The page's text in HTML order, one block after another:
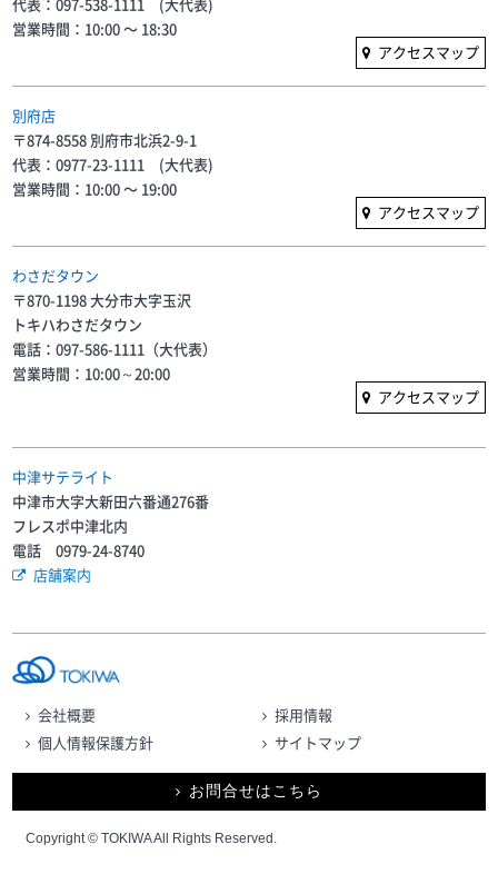
営業時間：10:00 〜 18:30
アクセスマップ
別府店
〒874-8558 別府市北浜2-9-1
代表：0977-23-1111 (大代表)
営業時間：10:00 〜 19:00
アクセスマップ
わさだタウン
〒870-1198 大分市大字玉沢
トキハわさだタウン
電話：097-586-1111（大代表）
営業時間：10:00～20:00
アクセスマップ
中津サテライト
中津市大字大新田六番通276番
フレスポ中津北内
電話 0979-24-8740
店舗案内
会社概要
採用情報
個人情報保護方針
サイトマップ
お問合せはこちら
Copyright © TOKIWA All Rights Reserved.